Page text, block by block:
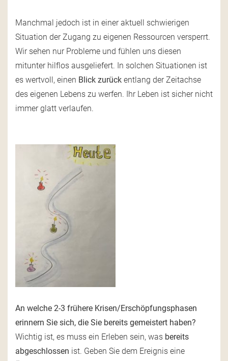
Manchmal jedoch ist in einer aktuell schwierigen
Situation der Zugang zu eigenen Ressourcen versperrt.
Wir sehen nur Probleme und fühlen uns diesen
mitunter hilflos ausgeliefert. In solchen Situationen ist
es wertvoll, einen Blick zurück entlang der Zeitachse
des eigenen Lebens zu werfen. Ihr Leben ist sicher nicht
immer glatt verlaufen.
An welche 2-3 frühere Krisen/Erschöpfungsphasen
erinnern Sie sich, die Sie bereits gemeistert haben?
Wichtig ist, es muss ein Erleben sein, was bereits
abgeschlossen ist. Geben Sie dem Ereignis eine